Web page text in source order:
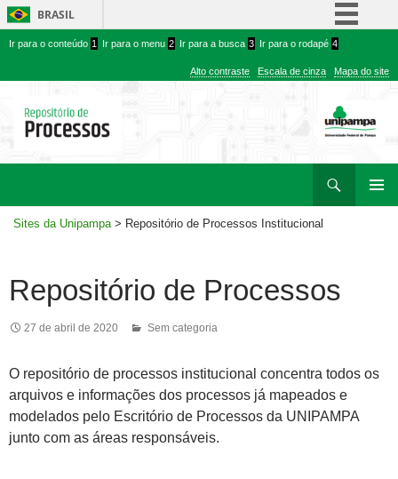
BRASIL
Simplifique!
Comunica BR
Acesso à informação
conteúdo
menu
Ir para o conteúdo 1 Ir para o menu 2 Ir para a busca 3 Ir para o rodapé 4
Alto contraste Escala de cinza Mapa do site
rodapé
Sites da Unipampa> Repositório de Processos Institucional
Repositório de Processos
27 de abril de 2020 Sem categoria
O repositório de processos institucional concentra todos os
arquivos e informações dos processos já mapeados e
modelados pelo Escritório de Processos da UNIPAMPA
junto com as áreas responsáveis.